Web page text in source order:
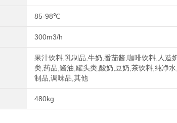
85-98℃
300m3/h
果汁饮料,乳制品,牛奶,番茄酱,咖啡饮料,人造
类,药品,酱油,罐头类,酸奶,豆奶,茶饮料,纯净
制品,调味品,其他
480kg